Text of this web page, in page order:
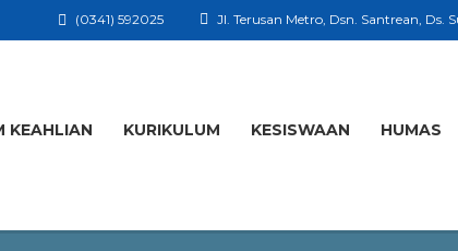
Jl. Terusan Metro, Dsn. Santrean, Ds.
(0341) 592025
KEAHLIAN KURIKULUM KESISWAAN HUMAS